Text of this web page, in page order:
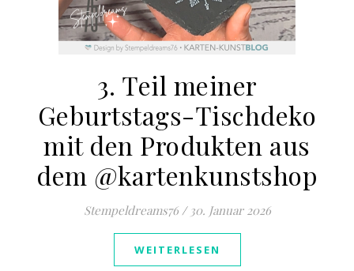
3. Teil meiner
Geburtstags-Tischdeko
mit den Produkten aus
dem @kartenkunstshop
Stempeldreams76 / 30. Januar 2026
WEITERLESEN